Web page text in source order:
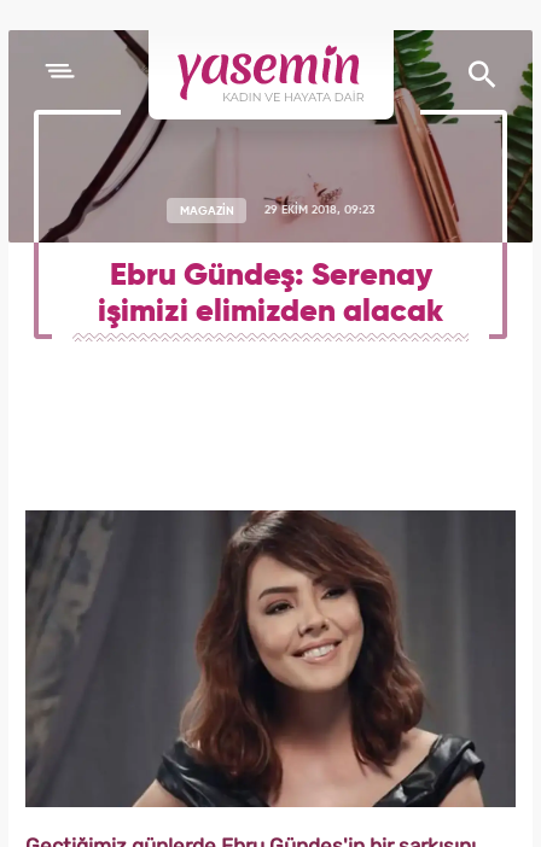
MAGAZİN 29 EKİM 2018, 09:23
Ebru Gündeş: Serenay
işimizi elimizden alacak